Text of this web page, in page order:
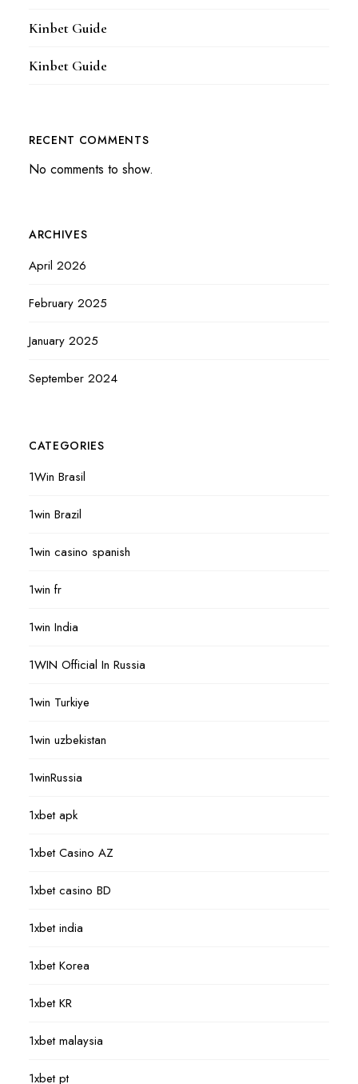
Kinbet Guide
Kinbet Guide
RECENT COMMENTS
No comments to show.
ARCHIVES
April 2026
February 2025
January 2025
September 2024
CATEGORIES
1Win Brasil
1win Brazil
1win casino spanish
1win fr
1win India
1WIN Official In Russia
1win Turkiye
1win uzbekistan
1winRussia
1xbet apk
1xbet Casino AZ
1xbet casino BD
1xbet india
1xbet Korea
1xbet KR
1xbet malaysia
1xbet pt